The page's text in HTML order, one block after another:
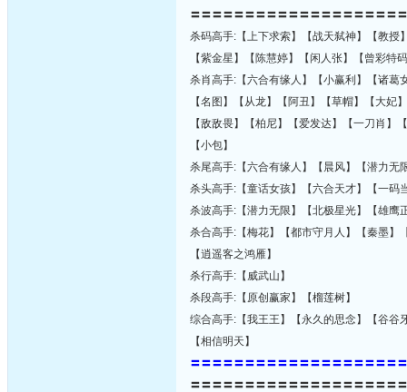
〓〓〓〓〓〓〓〓〓〓〓〓〓〓〓〓〓〓〓
杀码高手:【上下求索】【战天弑神】【教授
【紫金星】【陈慧婷】【闲人张】【曾彩特
杀肖高手:【六合有缘人】【小赢利】【诸葛
【名图】【从龙】【阿丑】【草帽】【大
【敌敌畏】【柏尼】【爱发达】【一刀肖
【小包】
杀尾高手:【六合有缘人】【晨风】【潜力无
杀头高手:【童话女孩】【六合天才】【一码
杀波高手:【潜力无限】【北极星光】【雄鹰
杀合高手:【梅花】【都市守月人】【秦墨】
【逍遥客之鸿雁】
杀行高手:【威武山】
杀段高手:【原创赢家】【榴莲树】
综合高手:【我王王】【永久的思念】【谷谷
【相信明天】
〓〓〓〓〓〓〓〓〓〓〓〓〓〓〓〓〓〓〓
〓〓〓〓〓〓〓〓〓〓〓〓〓〓〓〓〓〓〓